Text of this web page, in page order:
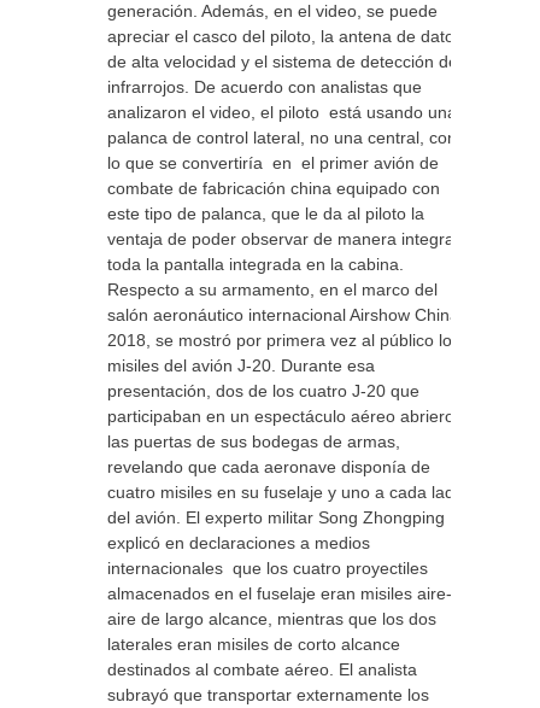
generación. Además, en el video, se puede
apreciar el casco del piloto, la antena de datos
de alta velocidad y el sistema de detección de
infrarrojos. De acuerdo con analistas que
analizaron el video, el piloto está usando una
palanca de control lateral, no una central, con
lo que se convertiría en el primer avión de
combate de fabricación china equipado con
este tipo de palanca, que le da al piloto la
ventaja de poder observar de manera integral
toda la pantalla integrada en la cabina.
Respecto a su armamento, en el marco del
salón aeronáutico internacional Airshow China-
2018, se mostró por primera vez al público los
misiles del avión J-20. Durante esa
presentación, dos de los cuatro J-20 que
participaban en un espectáculo aéreo abrieron
las puertas de sus bodegas de armas,
revelando que cada aeronave disponía de
cuatro misiles en su fuselaje y uno a cada lado
del avión. El experto militar Song Zhongping
explicó en declaraciones a medios
internacionales que los cuatro proyectiles
almacenados en el fuselaje eran misiles aire-
aire de largo alcance, mientras que los dos
laterales eran misiles de corto alcance
destinados al combate aéreo. El analista
subrayó que transportar externamente los